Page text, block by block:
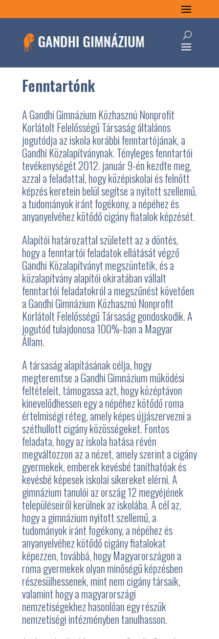
Fenntartónk
A Gandhi Gimnázium Közhasznú Nonprofit
Korlátolt Felelősségű Társaság általános
jogutódja az iskola korábbi fenntartójának, a
Gandhi Közalapítványnak. Tényleges fenntartói
tevékenységét 2012. január 9-én kezdte meg,
azzal a feladattal, hogy középiskolai és felnőtt
képzés keretein belül segítse a nyitott szellemű,
a tudományok iránt fogékony, a népéhez és
anyanyelvéhez kötődő cigány fiatalok képzését.
Alapítói határozattal született az a döntés,
hogy a fenntartói feladatok ellátását végző
Gandhi Közalapítványt megszüntetik, és a
közalapítvány alapítói okiratában vállalt
fenntartói feladatokról a megszűnést követően
a Gandhi Gimnázium Közhasznú Nonprofit
Korlátolt Felelősségű Társaság gondoskodik. A
jogutód tulajdonosa 100%-ban a Magyar
Állam.
A társaság alapításának célja, hogy
megteremtse a Gandhi Gimnázium működési
feltételeit, támogassa azt, hogy középtávon
kinevelődhessen egy a népéhez kötődő roma
értelmiségi réteg, amely képes újjászervezni a
széthullott cigány közösségeket. Fontos
feladata, hogy az iskola hatása révén
megváltozzon az a nézet, amely szerint a cigány
gyermekek, emberek kevésbé taníthatóak és
kevésbé képesek iskolai sikereket elérni. A
gimnázium tanulói az ország 12 megyéjének
településeiről kerülnek az iskolába. A cél az,
hogy a gimnázium nyitott szellemű, a
tudományok iránt fogékony, a népéhez és
anyanyelvéhez kötődő cigány fiatalokat
képezzen, továbbá, hogy Magyarországon a
roma gyermekek olyan minőségű képzésben
részesülhessenek, mint nem cigány társaik,
valamint hogy a magyarországi
nemzetiségekhez hasonlóan egy részük
nemzetiségi intézményben tanulhasson.